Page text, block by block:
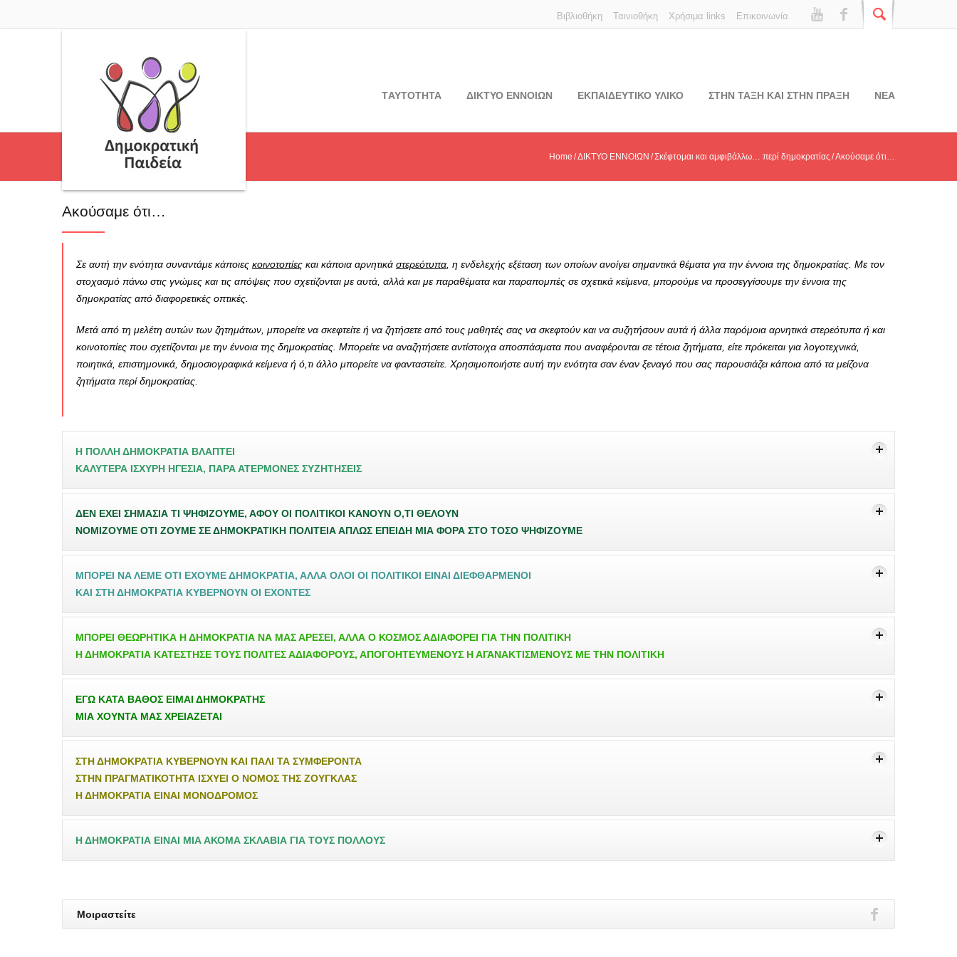
Επικοινωνία
Χρήσιμα links
Ταινιοθήκη
Βιβλιοθήκη
TΑΥΤΟΤΗΤΑ ΔΙΚΤΥΟ ΕΝΝΟΙΩΝ ΕΚΠΑΙΔΕΥΤΙΚΟ ΥΛΙΚΟ ΣΤΗΝ ΤΑΞΗ ΚΑΙ ΣΤΗΝ ΠΡΑΞΗ ΝΕΑ
Home ΔΙΚΤΥΟ ΕΝΝΟΙΩΝ Σκέφτομαι και αμφιβάλλω… περί δημοκρατίας Ακούσαμε ότι…
Ακούσαμε ότι…
Σε αυτή την ενότητα συναντάμε κάποιες κοινοτοπίες και κάποια αρνητικά στερεότυπα , η ενδελεχής εξέταση των οποίων ανοίγει σημαντικά θέματα για την έννοια της δημοκρατίας. Με τον
στοχασμό πάνω στις γνώμες και τις απόψεις που σχετίζονται με αυτά, αλλά και με παραθέματα και παραπομπές σε σχετικά κείμενα, μπορούμε να προσεγγίσουμε την έννοια της
δημοκρατίας από διαφορετικές οπτικές.
Μετά από τη μελέτη αυτών των ζητημάτων, μπορείτε να σκεφτείτε ή να ζητήσετε από τους μαθητές σας να σκεφτούν και να συζητήσουν αυτά ή άλλα παρόμοια αρνητικά στερεότυπα ή και
κοινοτοπίες που σχετίζονται με την έννοια της δημοκρατίας. Μπορείτε να αναζητήσετε αντίστοιχα αποσπάσματα που αναφέρονται σε τέτοια ζητήματα, είτε πρόκειται για λογοτεχνικά,
ποιητικά, επιστημονικά, δημοσιογραφικά κείμενα ή ό,τι άλλο μπορείτε να φανταστείτε. Χρησιμοποιήστε αυτή την ενότητα σαν έναν ξεναγό που σας παρουσιάζει κάποια από τα μείζονα
ζητήματα περί δημοκρατίας.
Η ΠΟΛΛΗ ΔΗΜΟΚΡΑΤΙΑ ΒΛΑΠΤΕΙ
ΚΑΛΥΤΕΡΑ ΙΣΧΥΡΗ ΗΓΕΣΙΑ, ΠΑΡΑ ΑΤΕΡΜΟΝΕΣ ΣΥΖΗΤΗΣΕΙΣ
ΔΕΝ ΕΧΕΙ ΣΗΜΑΣΙΑ ΤΙ ΨΗΦΙΖΟΥΜΕ, ΑΦΟΥ ΟΙ ΠΟΛΙΤΙΚΟΙ ΚΑΝΟΥΝ Ο,ΤΙ ΘΕΛΟΥΝ
ΝΟΜΙΖΟΥΜΕ ΟΤΙ ΖΟΥΜΕ ΣΕ ΔΗΜΟΚΡΑΤΙΚΗ ΠΟΛΙΤΕΙΑ ΑΠΛΩΣ ΕΠΕΙΔΗ ΜΙΑ ΦΟΡΑ ΣΤΟ ΤΟΣΟ ΨΗΦΙΖΟΥΜΕ
ΜΠΟΡΕΙ ΝΑ ΛΕΜΕ ΟΤΙ ΕΧΟΥΜΕ ΔΗΜΟΚΡΑΤΙΑ, ΑΛΛΑ ΟΛΟΙ ΟΙ ΠΟΛΙΤΙΚΟΙ ΕΙΝΑΙ ΔΙΕΦΘΑΡΜΕΝΟΙ
ΚΑΙ ΣΤΗ ΔΗΜΟΚΡΑΤΙΑ ΚΥΒΕΡΝΟΥΝ ΟΙ ΕΧΟΝΤΕΣ
ΜΠΟΡΕΙ ΘΕΩΡΗΤΙΚΑ Η ΔΗΜΟΚΡΑΤΙΑ ΝΑ ΜΑΣ ΑΡΕΣΕΙ, ΑΛΛΑ Ο ΚΟΣΜΟΣ ΑΔΙΑΦΟΡΕΙ ΓΙΑ ΤΗΝ ΠΟΛΙΤΙΚΗ
Η ΔΗΜΟΚΡΑΤΙΑ ΚΑΤΕΣΤΗΣΕ ΤΟΥΣ ΠΟΛΙΤΕΣ ΑΔΙΑΦΟΡΟΥΣ, ΑΠΟΓΟΗΤΕΥΜΕΝΟΥΣ Η ΑΓΑΝΑΚΤΙΣΜΕΝΟΥΣ ΜΕ ΤΗΝ ΠΟΛΙΤΙΚΗ
ΕΓΩ ΚΑΤΑ ΒΑΘΟΣ ΕΙΜΑΙ ΔΗΜΟΚΡΑΤΗΣ
ΜΙΑ ΧΟΥΝΤΑ ΜΑΣ ΧΡΕΙΑΖΕΤΑΙ
ΣΤΗ ΔΗΜΟΚΡΑΤΙΑ ΚΥΒΕΡΝΟΥΝ ΚΑΙ ΠΑΛΙ ΤΑ ΣΥΜΦΕΡΟΝΤΑ
ΣΤΗΝ ΠΡΑΓΜΑΤΙΚΟΤΗΤΑ ΙΣΧΥΕΙ Ο ΝΟΜΟΣ ΤΗΣ ΖΟΥΓΚΛΑΣ
Η ΔΗΜΟΚΡΑΤΙΑ ΕΙΝΑΙ ΜΟΝΟΔΡΟΜΟΣ
Η ΔΗΜΟΚΡΑΤΙΑ ΕΙΝΑΙ ΜΙΑ ΑΚΟΜΑ ΣΚΛΑΒΙΑ ΓΙΑ ΤΟΥΣ ΠΟΛΛΟΥΣ
Μοιραστείτε